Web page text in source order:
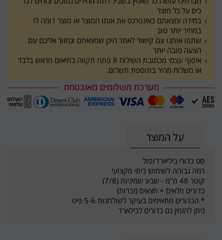
כיס על כל מוצר
במידה ומצאתם באינטרנט את אותו המוצר או מוצר דומה לו
במחיר יותר טוב
שתפו אותנו עם קישור לאתר היכן שמצאתם ונחזור אליכם עם
הצעה טובה יותר
איסוף עצמי מכתובת השילוח 8 פתח תקווה בתיאום מראש בלבד
או משלוח מהיר בתוספת תשלום.
על המוצר
סט כדורי ביליארד/פול
רמה גבוהה לשימוש ביתי מקצועי
קוטר 48 מ"מ - שבע שמיניות (7/8)
כדורים מלאים + חצאים (זברות)
* הכדורים מתאימים בעיקר לשולחנות 5-6 פיט
ניתן להזמין גם כדורים לבילארד